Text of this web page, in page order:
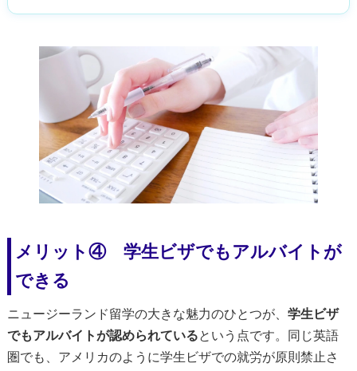
メリット④ 学生ビザでもアルバイトが
できる
ニュージーランド留学の大きな魅力のひとつが、 学生ビザ
でもアルバイトが認められているという点です。同じ英語
圏でも、アメリカのように学生ビザでの就労が原則禁止さ